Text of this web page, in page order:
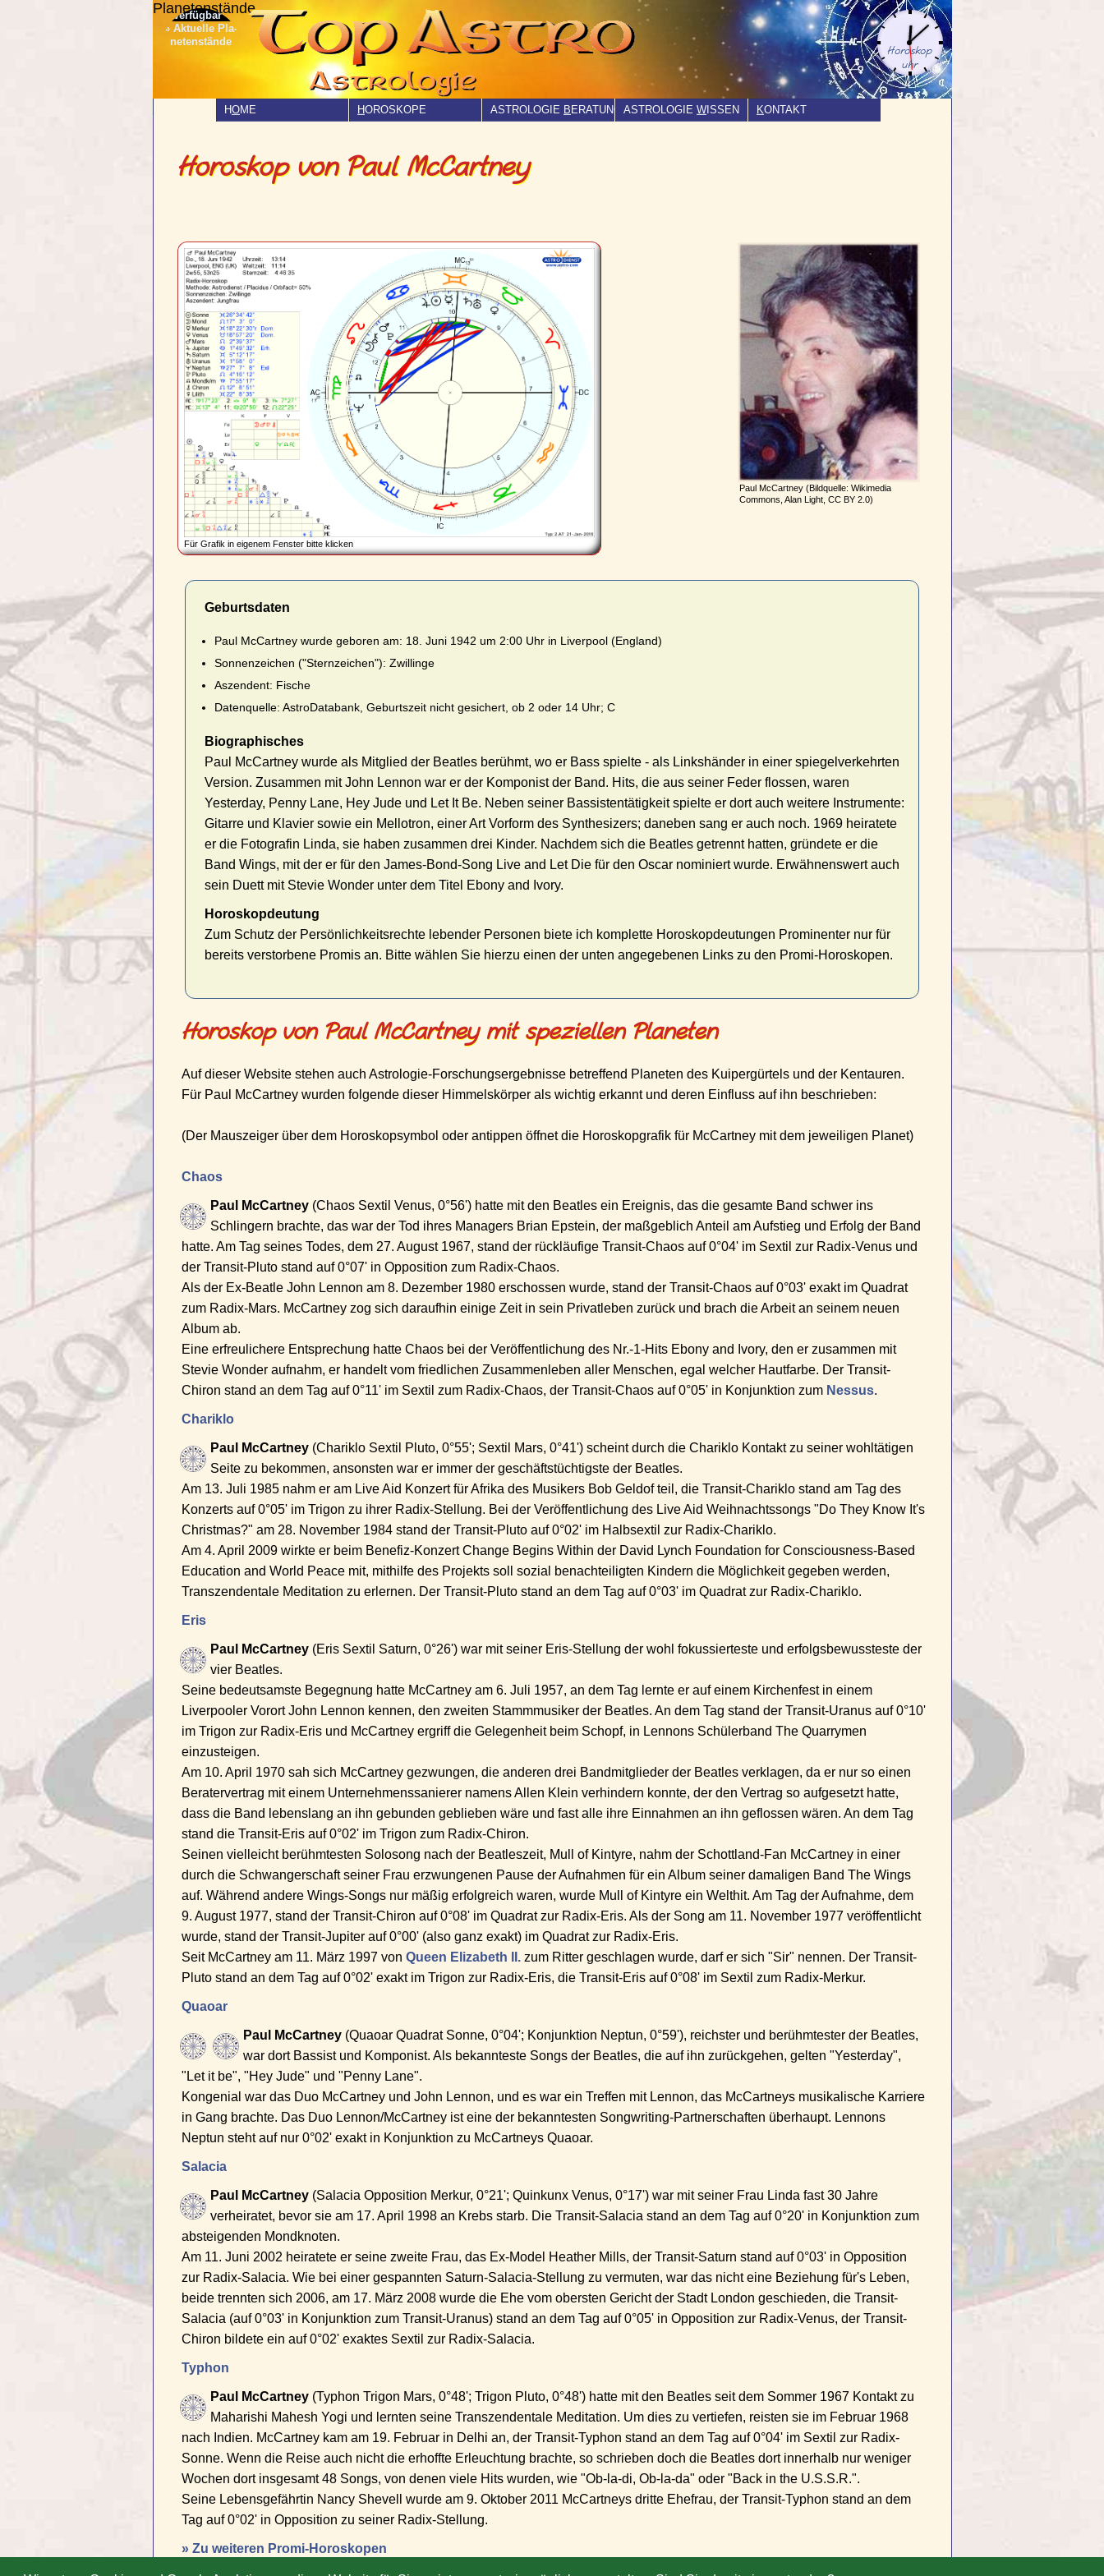
Planetenstände
» Aktuelle Pla­
netenstände
HOME HOROSKOPE ASTROLOGIE B ERATUNG ASTROLOGIE W ISSEN KONTAKT
Horoskop von Paul McCartney
Für Grafik in eigenem Fenster bitte klicken
Paul McCartney (Bildquelle: Wikimedia
Commons, Alan Light, CC BY 2.0)
Geburtsdaten
Paul McCartney wurde geboren am: 18. Juni 1942 um 2:00 Uhr in Liverpool (England)
Sonnenzeichen ("Sternzeichen"): Zwillinge
Aszendent: Fische
Datenquelle: AstroDatabank, Geburtszeit nicht gesichert, ob 2 oder 14 Uhr; C
Biographisches
Paul McCartney wurde als Mitglied der Beatles berühmt, wo er Bass spielte - als Linkshänder in einer spiegelverkehrten
Version. Zusammen mit John Lennon war er der Komponist der Band. Hits, die aus seiner Feder flossen, waren
Yesterday, Penny Lane, Hey Jude und Let It Be. Neben seiner Bassistentätigkeit spielte er dort auch weitere Instrumente:
Gitarre und Klavier sowie ein Mellotron, einer Art Vorform des Synthesizers; daneben sang er auch noch. 1969 heiratete
er die Fotografin Linda, sie haben zusammen drei Kinder. Nachdem sich die Beatles getrennt hatten, gründete er die
Band Wings, mit der er für den James-Bond-Song Live and Let Die für den Oscar nominiert wurde. Erwähnenswert auch
sein Duett mit Stevie Wonder unter dem Titel Ebony and Ivory.
Horoskopdeutung
Zum Schutz der Persönlichkeitsrechte lebender Personen biete ich komplette Horoskopdeutungen Prominenter nur für
bereits verstorbene Promis an. Bitte wählen Sie hierzu einen der unten angegebenen Links zu den Promi-Horoskopen.
Horoskop von Paul McCartney mit speziellen Planeten
Auf dieser Website stehen auch Astrologie-Forschungsergebnisse betreffend Planeten des Kuipergürtels und der Kentauren.
Für Paul McCartney wurden folgende dieser Himmelskörper als wichtig erkannt und deren Einfluss auf ihn beschrieben:
(Der Mauszeiger über dem Horoskopsymbol oder antippen öffnet die Horoskopgrafik für McCartney mit dem jeweiligen Planet)
Chaos
Paul McCartney(Chaos Sextil Venus, 0°56') hatte mit den Beatles ein Ereignis, das die gesamte Band schwer ins
Schlingern brachte, das war der Tod ihres Managers Brian Epstein, der maßgeblich Anteil am Aufstieg und Erfolg der Band
hatte. Am Tag seines Todes, dem 27. August 1967, stand der rückläufige Transit-Chaos auf 0°04' im Sextil zur Radix-Venus und
der Transit-Pluto stand auf 0°07' in Opposition zum Radix-Chaos.
Als der Ex-Beatle John Lennon am 8. Dezember 1980 erschossen wurde, stand der Transit-Chaos auf 0°03' exakt im Quadrat
zum Radix-Mars. McCartney zog sich daraufhin einige Zeit in sein Privatleben zurück und brach die Arbeit an seinem neuen
Album ab.
Eine erfreulichere Entsprechung hatte Chaos bei der Veröffentlichung des Nr.-1-Hits Ebony and Ivory, den er zusammen mit
Stevie Wonder aufnahm, er handelt vom friedlichen Zusammenleben aller Menschen, egal welcher Hautfarbe. Der Transit-
Chiron stand an dem Tag auf 0°11' im Sextil zum Radix-Chaos, der Transit-Chaos auf 0°05' in Konjunktion zum Nessus.
Chariklo
Paul McCartney(Chariklo Sextil Pluto, 0°55'; Sextil Mars, 0°41') scheint durch die Chariklo Kontakt zu seiner wohltätigen
Seite zu bekommen, ansonsten war er immer der geschäftstüchtigste der Beatles.
Am 13. Juli 1985 nahm er am Live Aid Konzert für Afrika des Musikers Bob Geldof teil, die Transit-Chariklo stand am Tag des
Konzerts auf 0°05' im Trigon zu ihrer Radix-Stellung. Bei der Veröffentlichung des Live Aid Weihnachtssongs "Do They Know It's
Christmas?" am 28. November 1984 stand der Transit-Pluto auf 0°02' im Halbsextil zur Radix-Chariklo.
Am 4. April 2009 wirkte er beim Benefiz-Konzert Change Begins Within der David Lynch Foundation for Consciousness-Based
Education and World Peace mit, mithilfe des Projekts soll sozial benachteiligten Kindern die Möglichkeit gegeben werden,
Transzendentale Meditation zu erlernen. Der Transit-Pluto stand an dem Tag auf 0°03' im Quadrat zur Radix-Chariklo.
Eris
Paul McCartney(Eris Sextil Saturn, 0°26') war mit seiner Eris-Stellung der wohl fokussierteste und erfolgsbewussteste der
vier Beatles.
Seine bedeutsamste Begegnung hatte McCartney am 6. Juli 1957, an dem Tag lernte er auf einem Kirchenfest in einem
Liverpooler Vorort John Lennon kennen, den zweiten Stammmusiker der Beatles. An dem Tag stand der Transit-Uranus auf 0°10'
im Trigon zur Radix-Eris und McCartney ergriff die Gelegenheit beim Schopf, in Lennons Schülerband The Quarrymen
einzusteigen.
Am 10. April 1970 sah sich McCartney gezwungen, die anderen drei Bandmitglieder der Beatles verklagen, da er nur so einen
Beratervertrag mit einem Unternehmenssanierer namens Allen Klein verhindern konnte, der den Vertrag so aufgesetzt hatte,
dass die Band lebenslang an ihn gebunden geblieben wäre und fast alle ihre Einnahmen an ihn geflossen wären. An dem Tag
stand die Transit-Eris auf 0°02' im Trigon zum Radix-Chiron.
Seinen vielleicht berühmtesten Solosong nach der Beatleszeit, Mull of Kintyre, nahm der Schottland-Fan McCartney in einer
durch die Schwangerschaft seiner Frau erzwungenen Pause der Aufnahmen für ein Album seiner damaligen Band The Wings
auf. Während andere Wings-Songs nur mäßig erfolgreich waren, wurde Mull of Kintyre ein Welthit. Am Tag der Aufnahme, dem
9. August 1977, stand der Transit-Chiron auf 0°08' im Quadrat zur Radix-Eris. Als der Song am 11. November 1977 veröffentlicht
wurde, stand der Transit-Jupiter auf 0°00' (also ganz exakt) im Quadrat zur Radix-Eris.
Seit McCartney am 11. März 1997 von Queen Elizabeth II.zum Ritter geschlagen wurde, darf er sich "Sir" nennen. Der Transit-
Pluto stand an dem Tag auf 0°02' exakt im Trigon zur Radix-Eris, die Transit-Eris auf 0°08' im Sextil zum Radix-Merkur.
Quaoar
Paul McCartney(Quaoar Quadrat Sonne, 0°04'; Konjunktion Neptun, 0°59'), reichster und berühmtester der Beatles,
war dort Bassist und Komponist. Als bekannteste Songs der Beatles, die auf ihn zurückgehen, gelten "Yesterday",
"Let it be", "Hey Jude" und "Penny Lane".
Kongenial war das Duo McCartney und John Lennon, und es war ein Treffen mit Lennon, das McCartneys musikalische Karriere
in Gang brachte. Das Duo Lennon/McCartney ist eine der bekanntesten Songwriting-Partnerschaften überhaupt. Lennons
Neptun steht auf nur 0°02' exakt in Konjunktion zu McCartneys Quaoar.
Salacia
Paul McCartney(Salacia Opposition Merkur, 0°21'; Quinkunx Venus, 0°17') war mit seiner Frau Linda fast 30 Jahre
verheiratet, bevor sie am 17. April 1998 an Krebs starb. Die Transit-Salacia stand an dem Tag auf 0°20' in Konjunktion zum
absteigenden Mondknoten.
Am 11. Juni 2002 heiratete er seine zweite Frau, das Ex-Model Heather Mills, der Transit-Saturn stand auf 0°03' in Opposition
zur Radix-Salacia. Wie bei einer gespannten Saturn-Salacia-Stellung zu vermuten, war das nicht eine Beziehung für's Leben,
beide trennten sich 2006, am 17. März 2008 wurde die Ehe vom obersten Gericht der Stadt London geschieden, die Transit-
Salacia (auf 0°03' in Konjunktion zum Transit-Uranus) stand an dem Tag auf 0°05' in Opposition zur Radix-Venus, der Transit-
Chiron bildete ein auf 0°02' exaktes Sextil zur Radix-Salacia.
Typhon
Paul McCartney(Typhon Trigon Mars, 0°48'; Trigon Pluto, 0°48') hatte mit den Beatles seit dem Sommer 1967 Kontakt zu
Maharishi Mahesh Yogi und lernten seine Transzendentale Meditation. Um dies zu vertiefen, reisten sie im Februar 1968
nach Indien. McCartney kam am 19. Februar in Delhi an, der Transit-Typhon stand an dem Tag auf 0°04' im Sextil zur Radix-
Sonne. Wenn die Reise auch nicht die erhoffte Erleuchtung brachte, so schrieben doch die Beatles dort innerhalb nur weniger
Wochen dort insgesamt 48 Songs, von denen viele Hits wurden, wie "Ob-la-di, Ob-la-da" oder "Back in the U.S.S.R.".
Seine Lebensgefährtin Nancy Shevell wurde am 9. Oktober 2011 McCartneys dritte Ehefrau, der Transit-Typhon stand an dem
Tag auf 0°02' in Opposition zu seiner Radix-Stellung.
» Zu weiteren Promi-Horoskopen